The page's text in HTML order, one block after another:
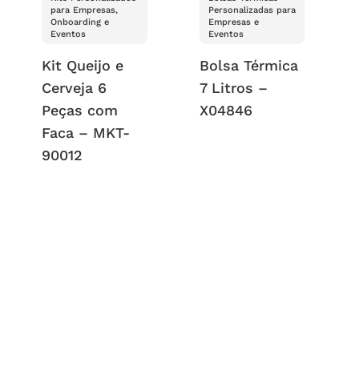
para Empresas,
Onboarding e
Eventos
Kit Queijo e
Cerveja 6
Peças com
Faca – MKT-
90012
Personalizadas para
Empresas e
Eventos
Bolsa Térmica
7 Litros –
X04846